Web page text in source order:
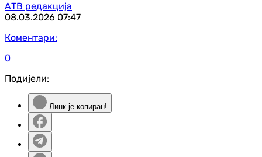
АТВ редакција
08.03.2026 07:47
Коментари:
0
Подијели:
Линк је копиран!